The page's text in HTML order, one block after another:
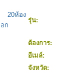
20ห้อง
ก
รุ่น:
ต้องการ:
อีเมล์:
จังหวัด: